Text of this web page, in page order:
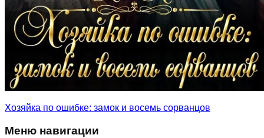
Хозяйка по ошибке: замок и восемь сорванцов
Меню навигации